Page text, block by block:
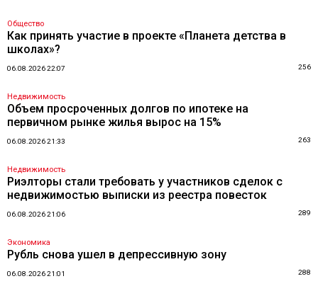
Общество
Как принять участие в проекте «Планета детства в
школах»?
06.08.2026 22:07 256
Недвижимость
Объем просроченных долгов по ипотеке на
первичном рынке жилья вырос на 15%
06.08.2026 21:33 263
Недвижимость
Риэлторы стали требовать у участников сделок с
недвижимостью выписки из реестра повесток
06.08.2026 21:06 289
Экономика
Рубль снова ушел в депрессивную зону
06.08.2026 21:01 288